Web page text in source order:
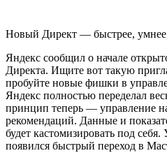
Новый Директ — быстрее,
Яндекс сообщил о начале
Директа. Ищите вот такую
пробуйте новые фишки в
Яндекс полностью переделал
принцип теперь — управление
рекомендаций. Данные и
будет кастомизировать под
появился быстрый переход в